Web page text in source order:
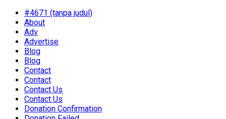
#4671 (tanpa judul)
About
Adv
Advertise
Blog
Blog
Contact
Contact
Contact Us
Contact Us
Donation Confirmation